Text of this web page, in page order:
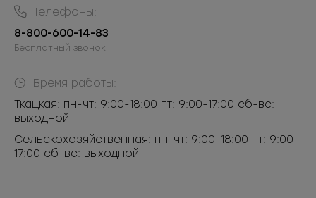
Телефоны:
8-800-600-14-83
Бесплатный звонок
Время работы:
Ткацкая: пн-чт: 9:00-18:00 пт: 9:00-17:00 сб-вс:
выходной
Сельскохозяйственная: пн-чт: 9:00-18:00 пт: 9:00-
17:00 сб-вс: выходной